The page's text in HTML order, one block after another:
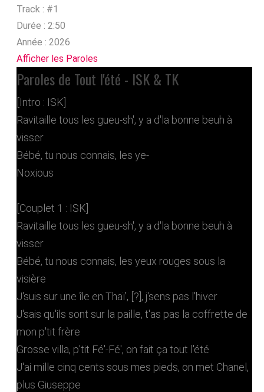
Track : #1
Durée : 2:50
Année : 2026
Afficher les Paroles
Paroles de Tout l'été - ISK & TK
[Intro : ISK]
Ravitaille tous les gueu-sh', y a d'la bonne beuh à
visser
Bébé, tu nous connais, les ye-
Noxious
[Couplet 1 : ISK]
Ravitaille tous les gueu-sh', y a d'la bonne beuh à
visser
Bébé, tu nous connais, les yeux rouges sous la
visière
J'suis sur une île en Thaï', [?], j'sens pas l'hiver
J'sais qu'ils sont sur la paille, t'as pas la coffrette de
mon p'tit frère
Grosse villa, p'tit Fé'-Fé', on fait ça tout l'été
J'ai mille cinq cents sous mes pieds, on met Chanel,
plus Giuseppe